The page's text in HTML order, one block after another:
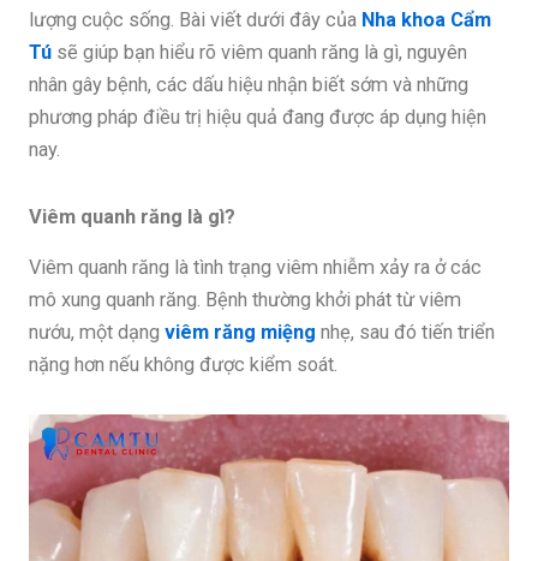
lượng cuộc sống. Bài viết dưới đây của Nha khoa Cẩm
Tú sẽ giúp bạn hiểu rõ viêm quanh răng là gì, nguyên
nhân gây bệnh, các dấu hiệu nhận biết sớm và những
phương pháp điều trị hiệu quả đang được áp dụng hiện
nay.
Viêm quanh răng là gì?
Viêm quanh răng là tình trạng viêm nhiễm xảy ra ở các
mô xung quanh răng. Bệnh thường khởi phát từ viêm
nướu, một dạng viêm răng miệng nhẹ, sau đó tiến triển
nặng hơn nếu không được kiểm soát.